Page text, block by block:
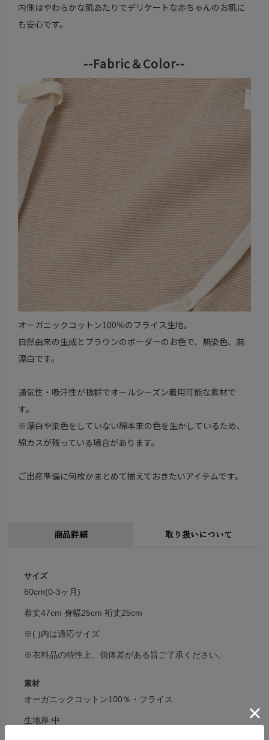
内側はやわらかな肌あたりでデリケートな赤ちゃんのお肌に
も安心です。
--Fabric＆Color--
オーガニックコットン100％のフライス生地。
自然由来の生成とブラウンのボーダーのお色で、無染色、無
漂白です。
通気性・吸汗性が抜群でオールシーズン着用可能な素材で
す。
※漂白や染色をしていない綿本来の色を生かしているため、
綿カスが残っている場合があります。
ご出産準備に何枚かまとめて揃えておきたいアイテムです。
商品詳細 取り扱いについて
サイズ
60cm(0-3ヶ月)
着丈47cm 身幅25cm 裄丈25cm
※( )内は適応サイズ
※衣料品の特性上、個体差がある旨ご了承ください。
素材
オーガニックコットン100％・フライス
生地厚:中